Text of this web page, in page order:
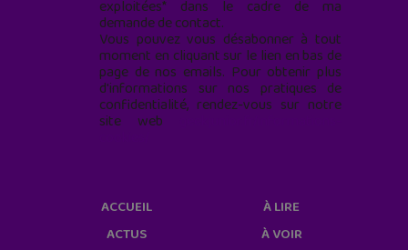
exploitées* dans le cadre de ma
demande de contact.
Vous pouvez vous désabonner à tout
moment en cliquant sur le lien en bas de
page de nos emails. Pour obtenir plus
d'informations sur nos pratiques de
confidentialité, rendez-vous sur notre
site web
ACCUEIL
ACTUS
À LIRE
À VOIR